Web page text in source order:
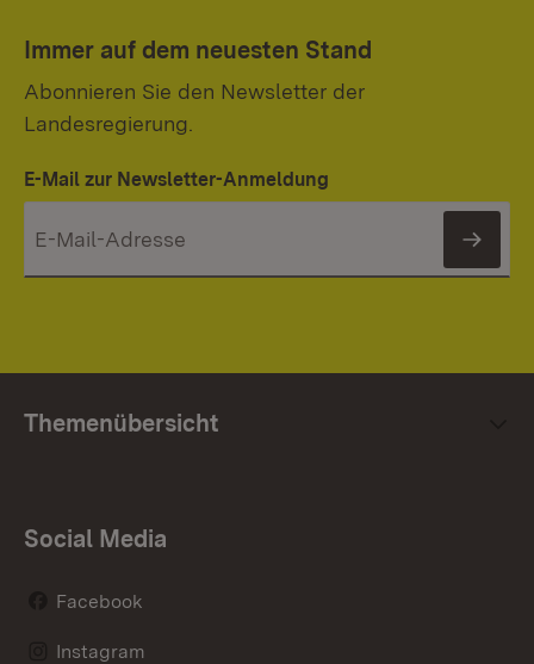
Immer auf dem neuesten Stand
Abonnieren Sie den Newsletter der
Landesregierung.
E-Mail zur Newsletter-Anmeldung
Themenübersicht
Social Media
Facebook
Instagram